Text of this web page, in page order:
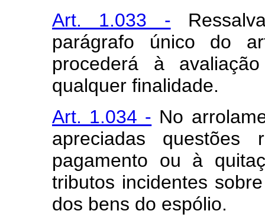
Art. 1.033 -
parágrafo único do
procederá à
qualquer finalidade.
Art. 1.034 - No
apreciadas questões
pagamento ou à
tributos incidentes
dos bens do espólio.